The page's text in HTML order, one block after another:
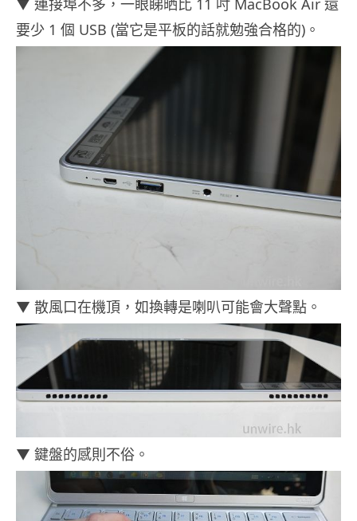
▼ 連接埠不多，一眼睇晒比 11 吋 MacBook Air 還
要少 1 個 USB (當它是平板的話就勉強合格的)。
▼ 散風口在機頂，如換轉是喇叭可能會大聲點。
▼ 鍵盤的感則不俗。